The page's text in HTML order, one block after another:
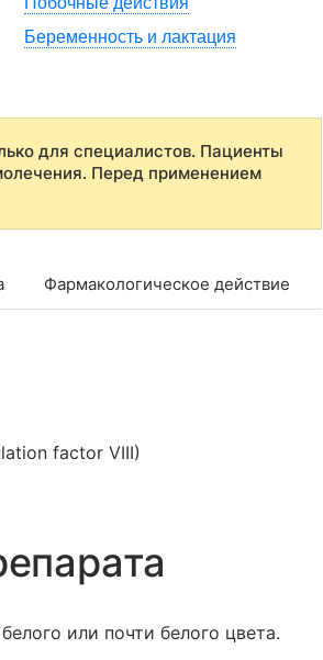
Беременность и лактация
для специалистов. Пациенты
Перед применением
Фармакологическое действие
factor VIII)
белого или почти белого цвета.